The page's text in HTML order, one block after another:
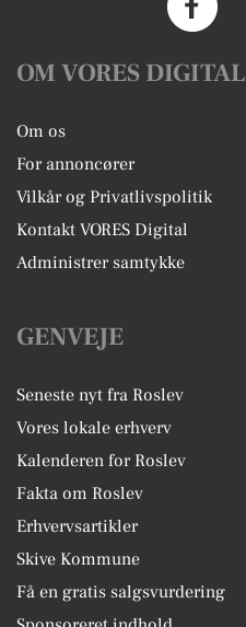
OM VORES DIGITAL
Om os
For annoncører
Vilkår og Privatlivspolitik
Kontakt VORES Digital
Administrer samtykke
GENVEJE
Seneste nyt fra Roslev
Vores lokale erhverv
Kalenderen for Roslev
Fakta om Roslev
Erhvervsartikler
Skive Kommune
Få en gratis salgsvurdering